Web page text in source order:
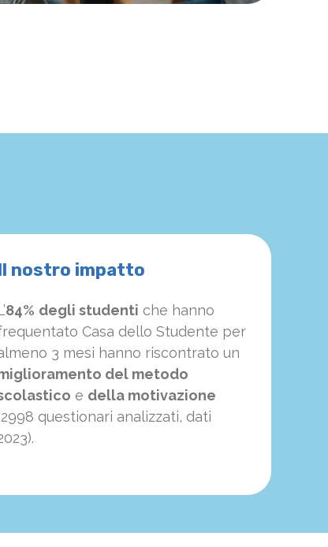
nostro impatto
84% degli studenti che hanno
Casa dello Studente per
3 mesi hanno riscontrato un
del metodo
e della motivazione
questionari analizzati, dati